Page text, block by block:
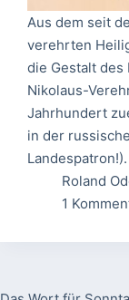
Aus dem seit
verehrten
die Gestalt des
Nikolaus-
Jahrhundert
in der
Roland
1